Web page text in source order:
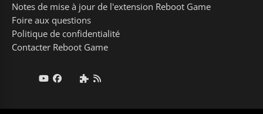
Notes de mise à jour de l'extension Reboot Game
Foire aux questions
Politique de confidentialité
Contacter Reboot Game